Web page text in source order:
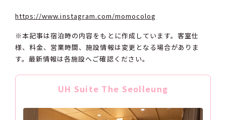
https://www.instagram.com/momocolog
※本記事は宿泊時の内容をもとに作成しています。客室仕
様、料金、営業時間、施設情報は変更となる場合がありま
す。最新情報は各施設へご確認ください。
UH Suite The Seolleung